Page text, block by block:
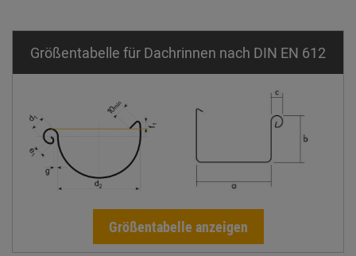
Größentabelle für Dachrinnen nach DIN EN 612
Größentabelle anzeigen